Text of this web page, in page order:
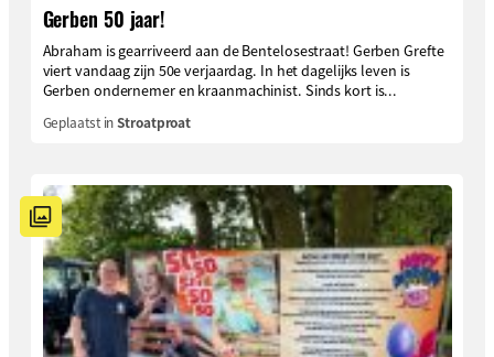
Gerben 50 jaar!
Abraham is gearriveerd aan de Bentelosestraat! Gerben Grefte
viert vandaag zijn 50e verjaardag. In het dagelijks leven is
Gerben ondernemer en kraanmachinist. Sinds kort is...
Geplaatst inStroatproat